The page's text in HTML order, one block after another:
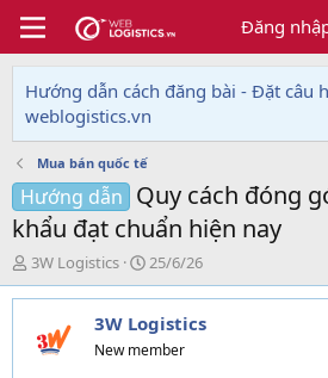
Đăng
Hướng dẫn cách đăng bài - Đặt câu
weblogistics.vn
Mua bán quốc tế
Hướng dẫn Quy cách đóng
khẩu đạt chuẩn hiện nay
T
h
r
a
3W Logistics
N
g
à
y
g
25/6/26
3W Logistics
New member